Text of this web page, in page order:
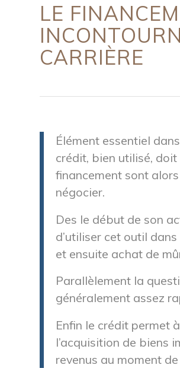
LE
CARRIÈRE
Élément essentiel
crédit, bien utilisé,
financement sont
négocier.
Des le début de son
d’utiliser cet outil
et ensuite achat de
Parallèlement la
généralement assez
Enfin le crédit permet
l’acquisition de biens
revenus au moment